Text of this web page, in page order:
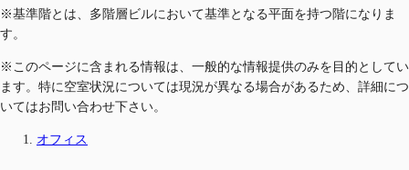
※基準階とは、多階層ビルにおいて基準となる平面を持つ階になりま
す。
※このページに含まれる情報は、一般的な情報提供のみを目的としてい
ます。特に空室状況については現況が異なる場合があるため、詳細につ
いてはお問い合わせ下さい。
オフィス